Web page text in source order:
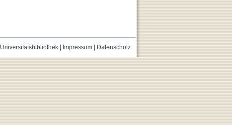
Universitätsbibliothek| Impressum| Datenschutz